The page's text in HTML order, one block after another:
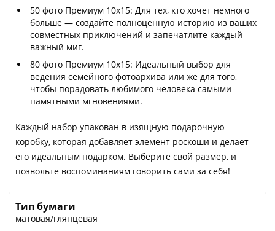
50 фото Премиум 10х15: Для тех, кто хочет немного
больше — создайте полноценную историю из ваших
совместных приключений и запечатлите каждый
важный миг.
80 фото Премиум 10х15: Идеальный выбор для
ведения семейного фотоархива или же для того,
чтобы порадовать любимого человека самыми
памятными мгновениями.
Каждый набор упакован в изящную подарочную
коробку, которая добавляет элемент роскоши и делает
его идеальным подарком. Выберите свой размер, и
позвольте воспоминаниям говорить сами за себя!
Тип бумаги
матовая/глянцевая